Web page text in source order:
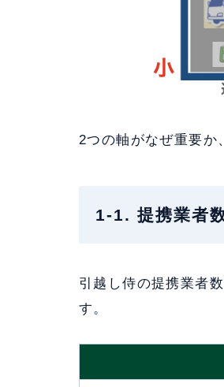
2つの軸がなぜ重要か
1-1. 提携業者
引越し侍の提携業者
す。